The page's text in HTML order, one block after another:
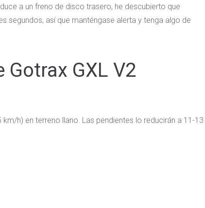
a un freno de disco trasero, he descubierto que
segundos, así que manténgase alerta y tenga algo de
GXL V2
h) en terreno llano. Las pendientes lo reducirán a 11-13